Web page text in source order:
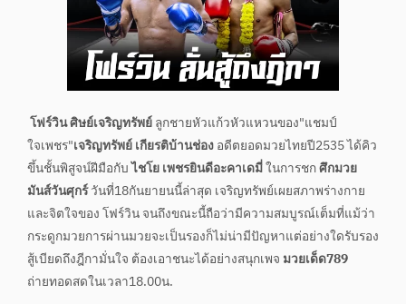
โฟร์วิน ศิษย์เจริญทรัพย์ลูกชายหัวแก้วหัวแหวนของ"แชมป์
ใจเพชร"เจริญทรัพย์ เกียรติบ้านช่องอดีตยอดมวยไทยปี2535 ได้คิว
ขึ้นชั้นพิสูจน์ฝีมือกับไชโย เพชรยินดีอะคาเดมี่ในการชกศึกมวย
มันส์วันศุกร์วันที่18กันยายนนี้ล่าสุด เจริญทรัพย์เผยสภาพร่างกาย
และจิตใจของ โฟร์วิน จนถึงขณะนี้ถือว่ามีความสมบูรณ์เต็มที่แม้ว่า
กระดูกมวยการผ่านมวยจะเป็นรองก็ไม่น่ามีปัญหาแต่อย่างใดรับรอง
สู้เบียดถึงฎีกามั่นใจ ต้องเอาชนะได้อย่างสนุกเพจ มวยเด็ด789
ถ่ายทอดสดในเวลา18.00น.